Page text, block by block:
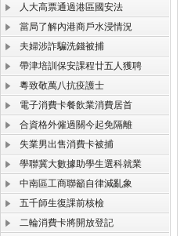
人大高票通過港區國安法
當局了解內港商戶水浸情況
夫婦涉詐騙洗錢被捕
帶津培訓保安課程廿五人獲聘
粵致敬萬八抗疫護士
電子消費卡餐飲業消費居首
合資格外僱過關今起免隔離
失業男出售消費卡被捕
學聯冀大數據助學生選科就業
中南區工商聯籲自律減亂象
五千師生復課前核檢
二輪消費卡將開放登記